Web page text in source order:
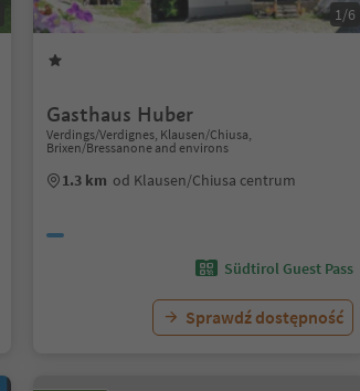
1/6
Gasthaus Huber
Verdings/Verdignes, Klausen/Chiusa,
Brixen/Bressanone and environs
1.3 km od Klausen/Chiusa centrum
Südtirol Guest Pass
Sprawdź dostępność